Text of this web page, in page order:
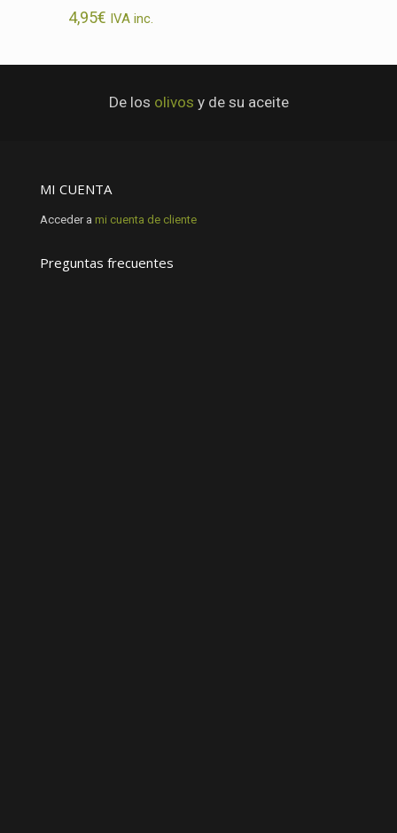
4,95€ IVA inc.
De los olivos y de su aceite
MI CUENTA
Acceder a mi cuenta de cliente
Preguntas frecuentes